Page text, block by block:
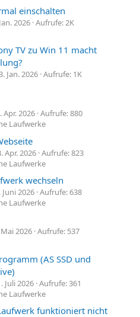
einschalten
2026 Aufrufe: 2K
TV zu Win 11 macht
Jan. 2026 Aufrufe: 1K
Apr. 2026 Aufrufe: 880
Laufwerke
Apr. 2026 Aufrufe: 823
Laufwerke
wechseln
Juni 2026 Aufrufe: 638
Laufwerke
2026 Aufrufe: 537
(AS SSD und
Juli 2026 Aufrufe: 361
Laufwerke
funktioniert nicht